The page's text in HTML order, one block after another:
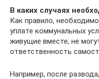
В каких случаях
Как правило,
уплате коммунальных
живущие вместе, не
ответственность
Например, после